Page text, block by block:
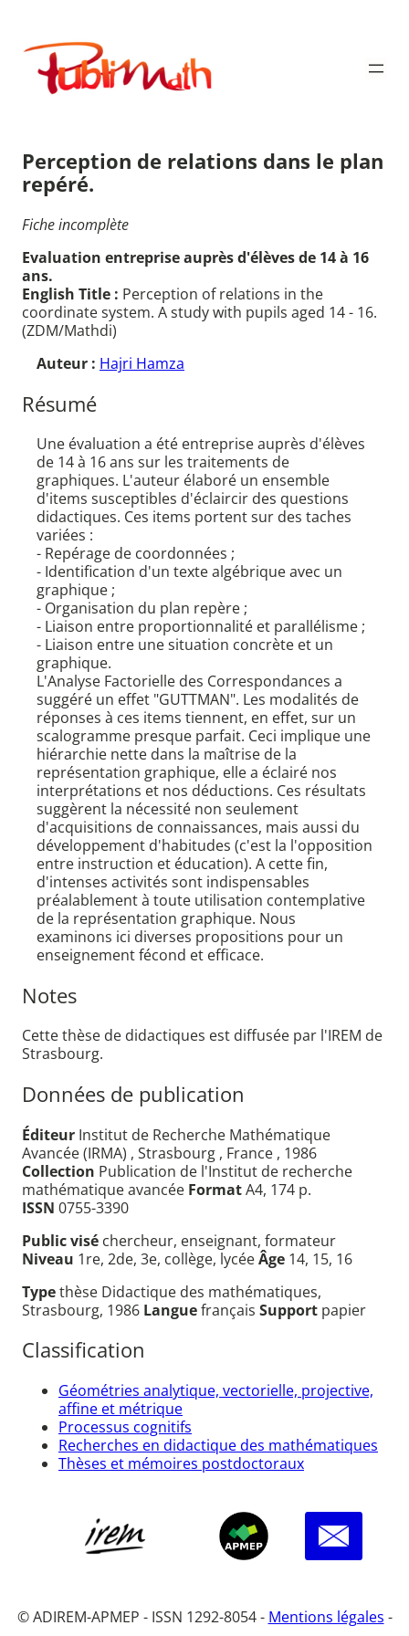
contenu
Publimath
Perception de relations dans le plan
repéré.
Fiche incomplète
Evaluation entreprise auprès d'élèves de 14 à 16
ans.
English Title : Perception of relations in the
coordinate system. A study with pupils aged 14 - 16.
(ZDM/Mathdi)
Auteur : Hajri Hamza
Résumé
Une évaluation a été entreprise auprès d'élèves
de 14 à 16 ans sur les traitements de
graphiques. L'auteur élaboré un ensemble
d'items susceptibles d'éclaircir des questions
didactiques. Ces items portent sur des taches
variées :
- Repérage de coordonnées ;
- Identification d'un texte algébrique avec un
graphique ;
- Organisation du plan repère ;
- Liaison entre proportionnalité et parallélisme ;
- Liaison entre une situation concrète et un
graphique.
L'Analyse Factorielle des Correspondances a
suggéré un effet "GUTTMAN". Les modalités de
réponses à ces items tiennent, en effet, sur un
scalogramme presque parfait. Ceci implique une
hiérarchie nette dans la maîtrise de la
représentation graphique, elle a éclairé nos
interprétations et nos déductions. Ces résultats
suggèrent la nécessité non seulement
d'acquisitions de connaissances, mais aussi du
développement d'habitudes (c'est la l'opposition
entre instruction et éducation). A cette fin,
d'intenses activités sont indispensables
préalablement à toute utilisation contemplative
de la représentation graphique. Nous
examinons ici diverses propositions pour un
enseignement fécond et efficace.
Notes
Cette thèse de didactiques est diffusée par l'IREM de
Strasbourg.
Données de publication
Éditeur Institut de Recherche Mathématique
Avancée (IRMA) , Strasbourg , France , 1986
Collection Publication de l'Institut de recherche
mathématique avancée FormatA4, 174 p.
ISSN 0755-3390
Public visé chercheur, enseignant, formateur
Niveau 1re, 2de, 3e, collège, lycéeÂge 14, 15, 16
Typethèse Didactique des mathématiques,
Strasbourg, 1986 Languefrançais Support papier
Classification
Géométries analytique, vectorielle, projective,
affine et métrique
Processus cognitifs
Recherches en didactique des mathématiques
Thèses et mémoires postdoctoraux
© ADIREM-APMEP - ISSN 1292-8054 - Mentions légales -